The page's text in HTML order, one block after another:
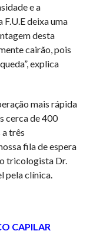
e a
F.U.E deixa uma
desta
cairão, pois
explica
mais rápida
cerca de 400
três
fila de espera
tricologista Dr.
pela clínica.
CAPILAR